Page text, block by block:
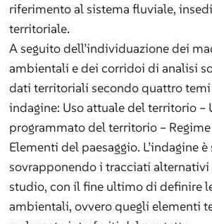
riferimento al sistema fluviale,
territoriale.
A seguito dell’individuazione dei
ambientali e dei corridoi di analisi
dati territoriali secondo quattro
indagine: Uso attuale del territorio –
programmato del territorio –
Elementi del paesaggio. L’indagine
sovrapponendo i tracciati
studio, con il fine ultimo di definire
ambientali, ovvero quegli elementi